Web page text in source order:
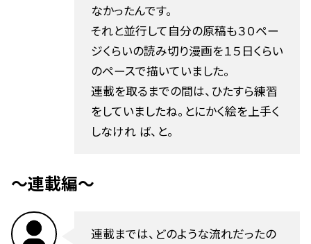
なかったんです。
それと並行して自分の原稿も３０ペー
ジくらいの読み切り漫画を１５日くらい
のペースで描いていました。
連載を取るまでの間は、ひたすら練習
をしていましたね。とにかく絵を上手く
しなけれ ば、と。
〜連載編〜
連載までは、どのような流れだったの